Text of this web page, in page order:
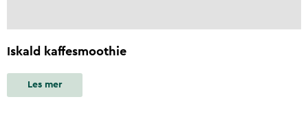
Iskald kaffesmoothie
Les mer